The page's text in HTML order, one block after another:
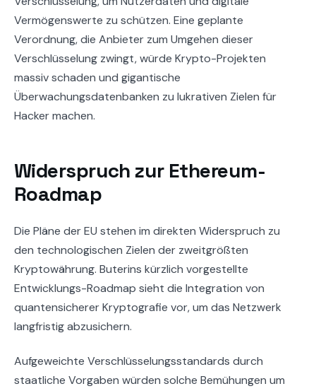
Vermögenswerte zu schützen. Eine geplante
Verordnung, die Anbieter zum Umgehen dieser
Verschlüsselung zwingt, würde Krypto-Projekten
massiv schaden und gigantische
Überwachungsdatenbanken zu lukrativen Zielen für
Hacker machen.
Widerspruch zur Ethereum-
Roadmap
Die Pläne der EU stehen im direkten Widerspruch zu
den technologischen Zielen der zweitgrößten
Kryptowährung. Buterins kürzlich vorgestellte
Entwicklungs-Roadmap sieht die Integration von
quantensicherer Kryptografie vor, um das Netzwerk
langfristig abzusichern.
Aufgeweichte Verschlüsselungsstandards durch
staatliche Vorgaben würden solche Bemühungen um